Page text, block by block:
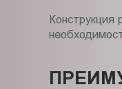
Конструкция